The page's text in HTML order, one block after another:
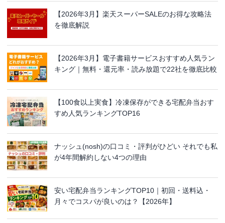
【2026年3月】楽天スーパーSALEのお得な攻略法
を徹底解説
【2026年3月】電子書籍サービスおすすめ人気ラン
キング｜無料・還元率・読み放題で22社を徹底比較
【100食以上実食】冷凍保存ができる宅配弁当おす
すめ人気ランキングTOP16
ナッシュ(nosh)の口コミ・評判がひどい それでも私
が4年間解約しない4つの理由
安い宅配弁当ランキングTOP10｜初回・送料込・
月々でコスパが良いのは？【2026年】